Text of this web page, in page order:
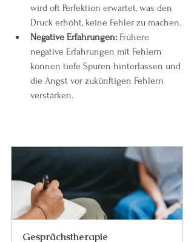
wird oft Perfektion erwartet, was den
Druck erhöht, keine Fehler zu machen.
Negative Erfahrungen: Frühere
negative Erfahrungen mit Fehlern
können tiefe Spuren hinterlassen und
die Angst vor zukünftigen Fehlern
verstärken.
Gesprächstherapie